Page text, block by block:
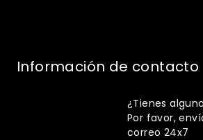
Información de contacto
¿Tienes
Por favor,
correo 24x7